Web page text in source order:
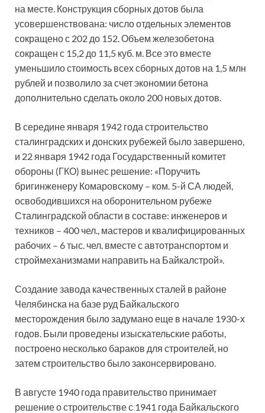
на месте. Конструкция сборных дотов была
усовершенствована: число отдельных элементов
сокращено с 202 до 152. Объем железобетона
сокращен с 15,2 до 11,5 куб. м. Все это вместе
уменьшило стоимость всех сборных дотов на 1,5 млн
рублей и позволило за счет экономии бетона
дополнительно сделать около 200 новых дотов.
В середине января 1942 года строительство
сталинградских и донских рубежей было завершено,
и 22 января 1942 года Государственный комитет
обороны (ГКО) вынес решение: «Поручить
бригинженеру Комаровскому – ком. 5-й СА людей,
освободившихся на оборонительном рубеже
Сталинградской области в составе: инженеров и
техников – 400 чел., мастеров и квалифицированных
рабочих – 6 тыс. чел. вместе с автотранспортом и
строймеханизмами направить на Байкалстрой».
Создание завода качественных сталей в районе
Челябинска на базе руд Байкальского
месторождения было задумано еще в начале 1930-х
годов. Были проведены изыскательские работы,
построено несколько бараков для строителей, но
затем строительство было законсервировано.
В августе 1940 года правительство принимает
решение о строительстве с 1941 года Байкальского